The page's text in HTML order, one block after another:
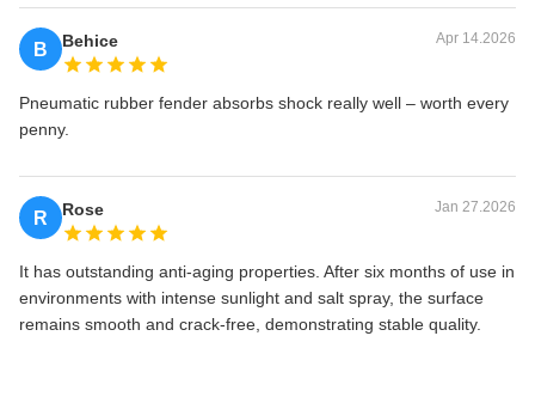
B Behice Apr 14.2026
Pneumatic rubber fender absorbs shock really well – worth every
penny.
R Rose Jan 27.2026
It has outstanding anti-aging properties. After six months of use in
environments with intense sunlight and salt spray, the surface
remains smooth and crack-free, demonstrating stable quality.